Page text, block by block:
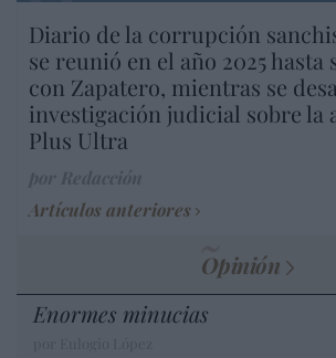
Diario de la corrupción
se reunió en el año 2025 hasta
con Zapatero, mientras se
investigación judicial sobre la
Plus Ultra
Artículos anteriores
Opinión
Enormes minucias